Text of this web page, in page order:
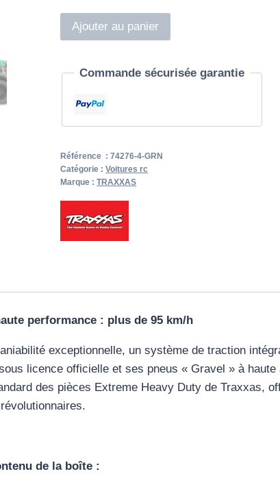
quantité
de
Fiesta
Ajouter au panier
Commande sécurisée garantie
Référence :74276-4-GRN
Catégorie :Voitures rc
Marque :TRAXXAS
performance : plus de 95 km/h
exceptionnelle, un système de traction
licence officielle et ses pneus « Gravel » à
des pièces Extreme Heavy Duty de Traxxas,
révolutionnaires.
de la boîte :